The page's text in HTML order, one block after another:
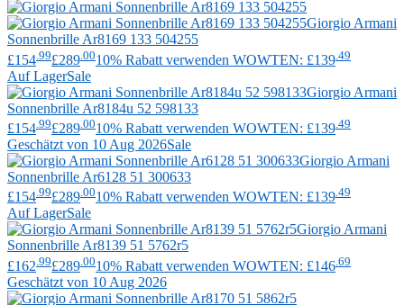
Giorgio Armani
Sonnenbrille Ar8169 133 504255
£154 .99£289 .0010% Rabatt verwenden WOWTEN: £139 .49
Auf LagerSale
Giorgio Armani
Sonnenbrille Ar8184u 52 598133
£154 .99£289 .0010% Rabatt verwenden WOWTEN: £139 .49
Geschätzt von 10 Aug 2026Sale
Giorgio Armani
Sonnenbrille Ar6128 51 300633
£154 .99£289 .0010% Rabatt verwenden WOWTEN: £139 .49
Auf LagerSale
Giorgio Armani
Sonnenbrille Ar8139 51 5762r5
£162 .99£289 .0010% Rabatt verwenden WOWTEN: £146 .69
Geschätzt von 10 Aug 2026